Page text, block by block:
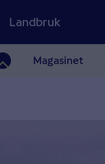
Magasinet
Landbruk